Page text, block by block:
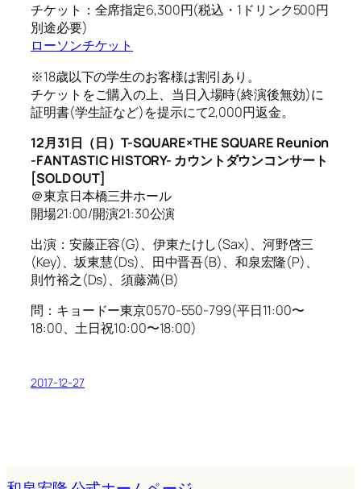
チケット：全席指定6,300円(税込・1ドリンク500円
別途必要)
ローソンチケット
※18歳以下の学生のお客様は割引あり。
チケットをご購入の上、当日入場時(終演後無効)に
証明書(学生証など)を提示にて2,000円返金。
12月31日（日）T-SQUARE×THE SQUARE Reunion
-FANTASTIC HISTORY- カウントダウンコンサート
[SOLD OUT]
＠東京日本橋三井ホール
開場21:00/開演21:30公演
出演：安藤正容(G)、伊東たけし(Sax)、河野啓三
(Key)、坂東慧(Ds)、田中晋吾(B)、和泉宏隆(P)、
則竹裕之(Ds)、須藤満(B)
問：キョードー東京0570-550-799(平日11:00〜
18:00、土日祝10:00〜18:00)
2017-12-27